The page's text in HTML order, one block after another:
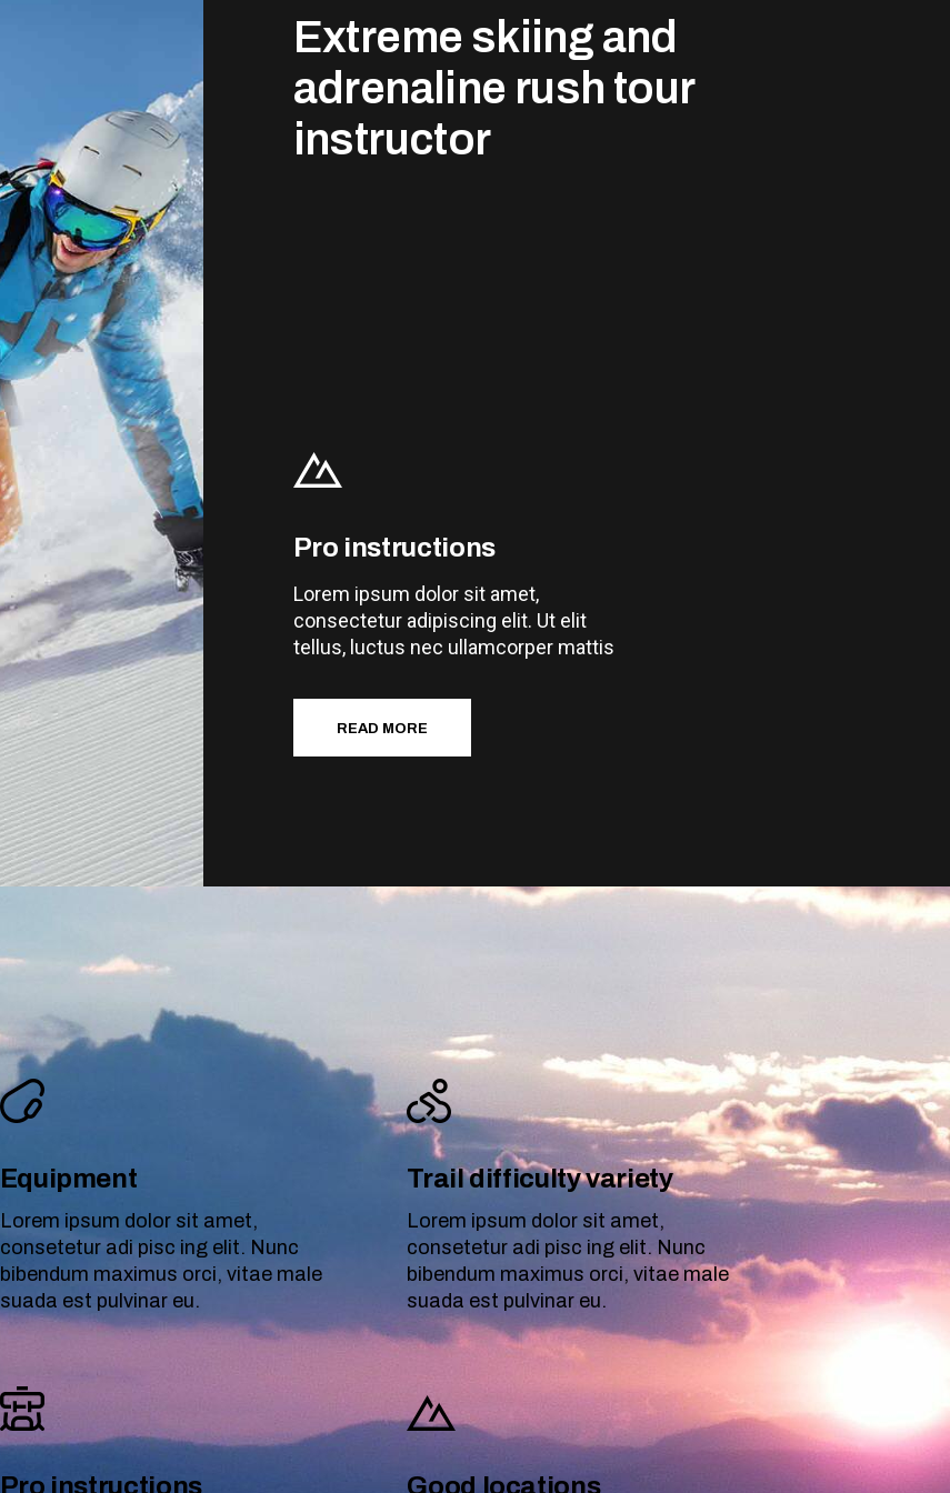
Extreme skiing and
adrenaline rush tour
instructor
Pro instructions
Lorem ipsum dolor sit amet,
consectetur adipiscing elit. Ut elit
tellus, luctus nec ullamcorper mattis
READ MORE
Equipment
Lorem ipsum dolor sit amet,
consetetur adi pisc ing elit. Nunc
bibendum maximus orci, vitae male
suada est pulvinar eu.
Pro instructions
Trail difficulty variety
Lorem ipsum dolor sit amet,
consetetur adi pisc ing elit. Nunc
bibendum maximus orci, vitae male
suada est pulvinar eu.
Good locations